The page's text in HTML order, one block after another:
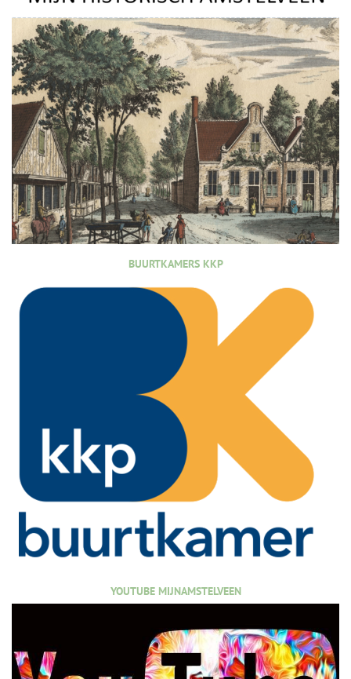
BUURTKAMERS KKP
YOUTUBE MIJNAMSTELVEEN